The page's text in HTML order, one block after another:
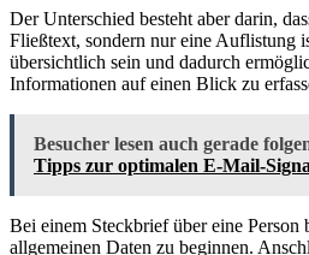
Der Unterschied besteht aber darin,
Fließtext, sondern nur eine Auflistung
übersichtlich sein und dadurch
Informationen auf einen Blick zu
Besucher lesen auch gerade
Tipps zur optimalen E-Mail-
Bei einem Steckbrief über eine Person
allgemeinen Daten zu beginnen.